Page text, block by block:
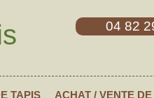
04 82
TAPIS ACHAT / VENTE DE